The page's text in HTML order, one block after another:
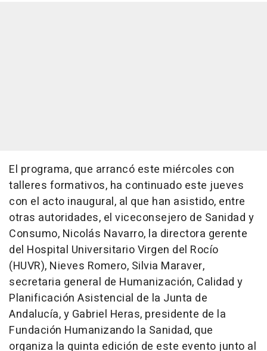
El programa, que arrancó este miércoles con
talleres formativos, ha continuado este jueves
con el acto inaugural, al que han asistido, entre
otras autoridades, el viceconsejero de Sanidad y
Consumo, Nicolás Navarro, la directora gerente
del Hospital Universitario Virgen del Rocío
(HUVR), Nieves Romero, Silvia Maraver,
secretaria general de Humanización, Calidad y
Planificación Asistencial de la Junta de
Andalucía, y Gabriel Heras, presidente de la
Fundación Humanizando la Sanidad, que
organiza la quinta edición de este evento junto al